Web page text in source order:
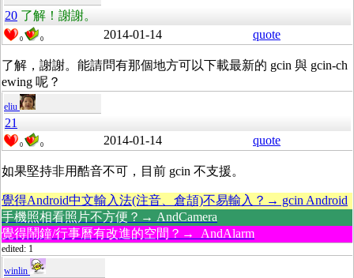
20 了解！謝謝。
0 0 2014-01-14 quote
了解，謝謝。能請問有那個地方可以下載最新的 gcin 與 gcin-ch
ewing 呢？
eliu
21
0 0 2014-01-14 quote
如果堅持非用酷音不可，目前 gcin 不支援。
覺得Android中文輸入法(注音、倉頡)不易輸入？→ gcin Android
手機照相看照片不方便？→ AndCamera
覺得鬧鐘/行事曆有改進的空間？→ AndAlarm
edited: 1
winlin